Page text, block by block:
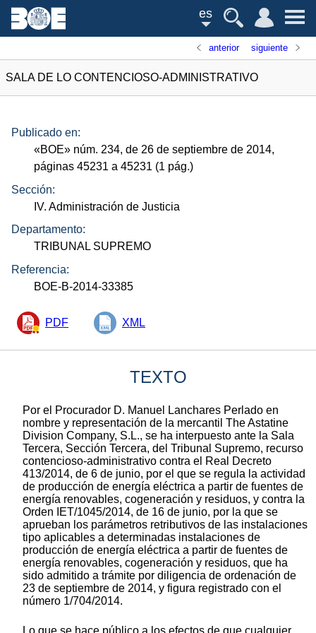
es
anterior siguiente
SALA DE LO CONTENCIOSO-ADMINISTRATIVO
Publicado en:
«BOE» núm. 234, de 26 de septiembre de 2014,
páginas 45231 a 45231 (1 pág.)
Sección:
IV. Administración de Justicia
Departamento:
TRIBUNAL SUPREMO
Referencia:
BOE-B-2014-33385
PDF XML
TEXTO
Por el Procurador D. Manuel Lanchares Perlado en
nombre y representación de la mercantil The Astatine
Division Company, S.L., se ha interpuesto ante la Sala
Tercera, Sección Tercera, del Tribunal Supremo, recurso
contencioso-administrativo contra el Real Decreto
413/2014, de 6 de junio, por el que se regula la actividad
de producción de energía eléctrica a partir de fuentes de
energía renovables, cogeneración y residuos, y contra la
Orden IET/1045/2014, de 16 de junio, por la que se
aprueban los parámetros retributivos de las instalaciones
tipo aplicables a determinadas instalaciones de
producción de energía eléctrica a partir de fuentes de
energía renovables, cogeneración y residuos, que ha
sido admitido a trámite por diligencia de ordenación de
23 de septiembre de 2014, y figura registrado con el
número 1/704/2014.
Lo que se hace público a los efectos de que cualquier